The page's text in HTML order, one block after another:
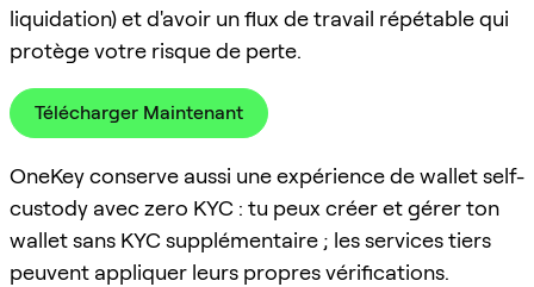
liquidation) et d'avoir un flux de travail répétable qui
protège votre risque de perte.
Télécharger Maintenant
OneKey conserve aussi une expérience de wallet self-
custody avec zero KYC : tu peux créer et gérer ton
wallet sans KYC supplémentaire ; les services tiers
peuvent appliquer leurs propres vérifications.